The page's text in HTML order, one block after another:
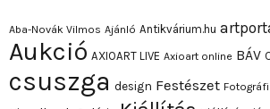
Aba-Novák Vilmos Ajánló Antikvárium.hu
Aukció AXIOART LIVE Axioart online BÁV
csuszga design Festészet